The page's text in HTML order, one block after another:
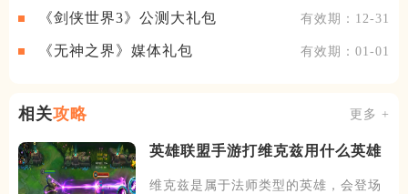
《剑侠世界3》公测大礼包 有效期：12-31
《无神之界》媒体礼包 有效期：01-01
相关攻略 更多 +
英雄联盟手游打维克兹用什么英雄
维克兹是属于法师类型的英雄，会登场